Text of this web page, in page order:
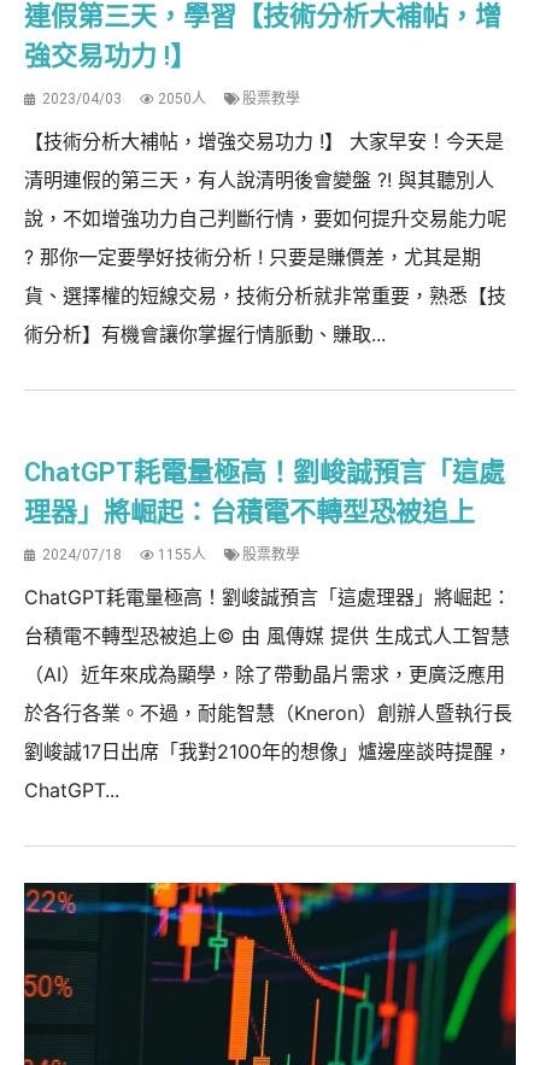
連假第三天，學習【技術分析大補帖，增
強交易功力 !】
2023/04/03 2050人 股票教學
【技術分析大補帖，增強交易功力 !】 大家早安！今天是
清明連假的第三天，有人說清明後會變盤 ?! 與其聽別人
說，不如增強功力自己判斷行情，要如何提升交易能力呢
? 那你一定要學好技術分析 ! 只要是賺價差，尤其是期
貨、選擇權的短線交易，技術分析就非常重要，熟悉【技
術分析】有機會讓你掌握行情脈動、賺取...
ChatGPT耗電量極高！劉峻誠預言「這處
理器」將崛起：台積電不轉型恐被追上
2024/07/18 1155人 股票教學
ChatGPT耗電量極高！劉峻誠預言「這處理器」將崛起：
台積電不轉型恐被追上© 由 風傳媒 提供 生成式人工智慧
（AI）近年來成為顯學，除了帶動晶片需求，更廣泛應用
於各行各業。不過，耐能智慧（Kneron）創辦人暨執行長
劉峻誠17日出席「我對2100年的想像」爐邊座談時提醒，
ChatGPT...